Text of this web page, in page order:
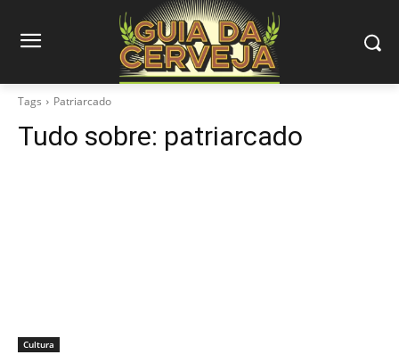
Tags Patriarcado
Tudo sobre: patriarcado
Cultura